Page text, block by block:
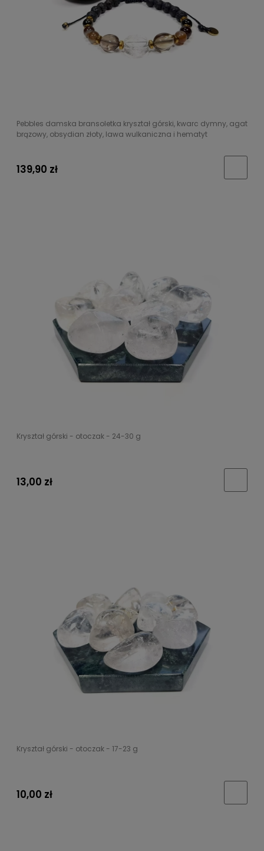
Pebbles damska bransoletka kryształ górski, kwarc dymny, agat
brązowy, obsydian złoty, lawa wulkaniczna i hematyt
139,90 zł
Kryształ górski - otoczak - 24-30 g
13,00 zł
Kryształ górski - otoczak - 17-23 g
10,00 zł